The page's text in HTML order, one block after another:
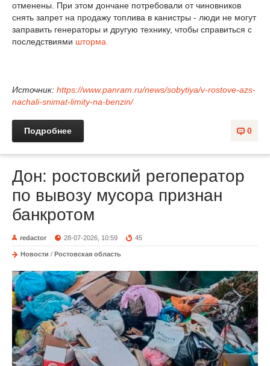
отменены. При этом дончане потребовали от чиновников
снять запрет на продажу топлива в канистры - люди не могут
заправить генераторы и другую технику, чтобы справиться с
последствиями шторма.
Источник: https://www.panram.ru/news/sobytiya/v-rostove-azs-
nachali-snimat-limity-na-benzin/
0
Подробнее
Дон: ростовский регоператор
по вывозу мусора признан
банкротом
redactor 28-07-2026, 10:59 45
Новости / Ростовская область